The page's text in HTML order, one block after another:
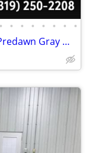
• • • • • • • •
Certified 2019 Toyota Highlander XLE Predawn Gray Mica